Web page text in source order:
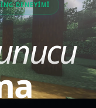
DENEYIMI